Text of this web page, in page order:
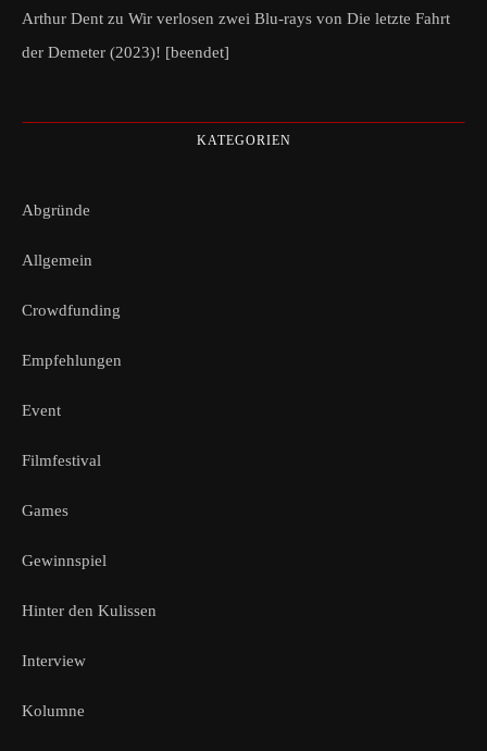
Arthur Dent zu Wir verlosen zwei Blu-rays von Die letzte Fahrt
der Demeter (2023)! [beendet]
KATEGORIEN
Abgründe
Allgemein
Crowdfunding
Empfehlungen
Event
Filmfestival
Games
Gewinnspiel
Hinter den Kulissen
Interview
Kolumne